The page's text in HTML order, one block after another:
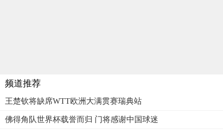
频道推荐
王楚钦将缺席WTT欧洲大满贯赛瑞典站
佛得角队世界杯载誉而归 门将感谢中国球迷